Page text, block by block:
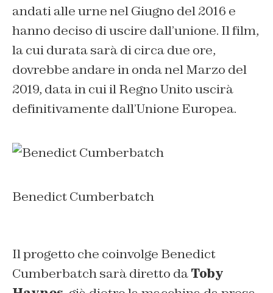
andati alle urne nel Giugno del 2016 e
hanno deciso di uscire dall’unione. Il film,
la cui durata sarà di circa due ore,
dovrebbe andare in onda nel Marzo del
2019, data in cui il Regno Unito uscirà
definitivamente dall’Unione Europea.
Benedict Cumberbatch
Il progetto che coinvolge Benedict
Cumberbatch sarà diretto daToby